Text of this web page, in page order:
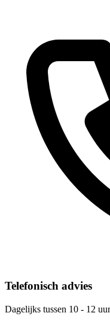
Telefonisch advies
Dagelijks tussen 10 - 12